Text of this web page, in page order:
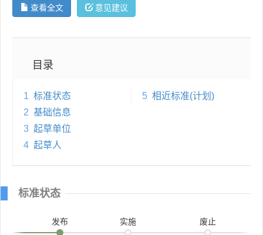
查看全文 意见建议
目录
1 标准状态
2 基础信息
3 起草单位
4 起草人
5 相近标准(计划)
标准状态
发布 实施 废止